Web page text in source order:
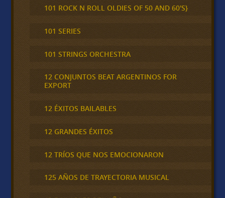
101 ROCK N ROLL OLDIES OF 50 AND 60'S}
101 SERIES
101 STRINGS ORCHESTRA
12 CONJUNTOS BEAT ARGENTINOS FOR
EXPORT
12 ÉXITOS BAILABLES
12 GRANDES ÉXITOS
12 TRÍOS QUE NOS EMOCIONARON
125 AÑOS DE TRAYECTORIA MUSICAL